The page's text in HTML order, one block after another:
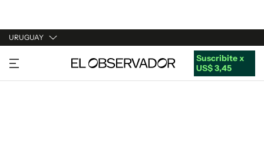
URUGUAY
URUGUAY
ARGENTINA
Suscribite x
US$ 3,45